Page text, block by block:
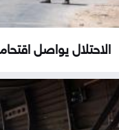
الاحتلال يواصل